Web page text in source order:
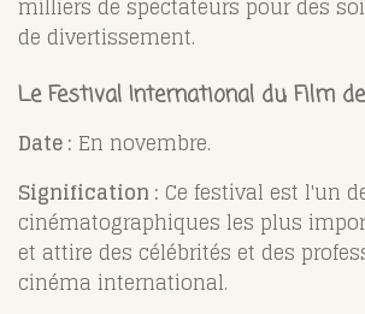
milliers de spectateurs pour des
de divertissement.
Le Festival International du Film
Date : En novembre.
Signification : Ce festival est l'un
cinématographiques les plus
et attire des célébrités et des
cinéma international.